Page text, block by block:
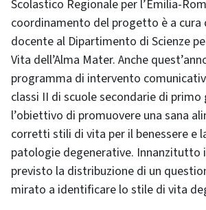
Scolastico Regionale per l’Emilia-
coordinamento del progetto è a cura
docente al Dipartimento di Scienze
Vita dell’Alma Mater. Anche
programma di intervento
classi II di scuole secondarie di primo
l’obiettivo di promuovere una sana
corretti stili di vita per il benessere e
patologie degenerative. Innanzitutto
previsto la distribuzione di un
mirato a identificare lo stile di vita